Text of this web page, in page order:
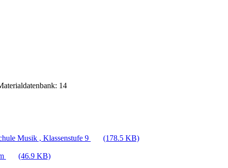
14
Musik , Klassenstufe 9
(178.5 KB)
(46.9 KB)